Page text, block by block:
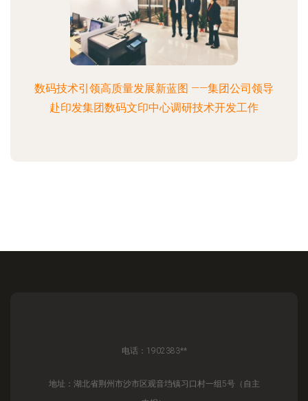
数码技术引领高质量发展新蓝图 ——集团公司领导
赴印发集团数码文印中心调研技术开发工作
电话：1902383**
地址：湖北省荆州市沙市区观音垱镇习口村一组5号（自主